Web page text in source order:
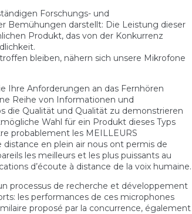
Forschungs- und
Bemühungen darstellt: Die Leistung dieser
Produkt, das von der Konkurrenz
bleiben, nähern sich unsere Mikrofone
Ihre Anforderungen an das Fernhören
Reihe von Informationen und
die Qualität und Qualität zu demonstrieren
Wahl für ein Produkt dieses Typs
probablement les MEILLEURS
en plein air nous ont permis de
les meilleurs et les plus puissants au
d’écoute à distance de la voix humaine.
processus de recherche et développement
les performances de ces microphones
proposé par la concurrence, également